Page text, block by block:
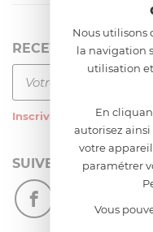
RECEVEZ LA
Inscrivez-vous à notre
SUIVEZ-NOUS
Nous utilisons
la navigation
utilisation
En
autorisez ainsi
votre
paramétrer
Vous